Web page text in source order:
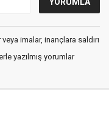
imalar, inançlara saldırı
yazılmış yorumlar